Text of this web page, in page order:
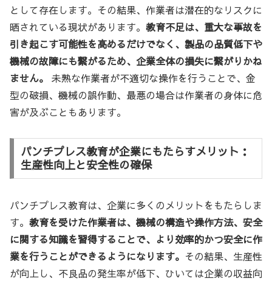
として存在します。その結果、作業者は潜在的なリスクに
晒されている現状があります。 教育不足は、重大な事故を
引き起こす可能性を高めるだけでなく、製品の品質低下や
機械の故障にも繋がるため、企業全体の損失に繋がりかね
ません。
未熟な作業者が不適切な操作を行うことで、金
型の破損、機械の誤作動、最悪の場合は作業者の身体に危
害が及ぶこともあります。
パンチプレス教育が企業にもたらすメリット：
生産性向上と安全性の確保
パンチプレス教育は、企業に多くのメリットをもたらしま
す。 教育を受けた作業者は、機械の構造や操作方法、安全
に関する知識を習得することで、より効率的かつ安全に作
業を行うことができるようになります。 その結果、生産性
が向上し、不良品の発生率が低下、ひいては企業の収益向